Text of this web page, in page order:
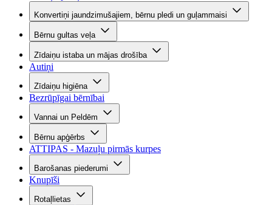
Konvertiņi jaundzimušajiem, bērnu pledi un guļammaisi
Bērnu gultas veļa
Zīdaiņu istaba un mājas drošība
Autiņi
Zīdaiņu higiēna
Bezrūpīgai bērnībai
Vannai un Peldēm
Bērnu apģērbs
ATTIPAS - Mazuļu pirmās kurpes
Barošanas piederumi
Knupīši
Rotaļlietas